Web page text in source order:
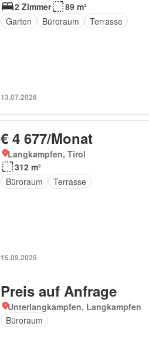
2 Zimmer
89 m²
Garten
Büroraum Terrasse
13.07.2026
€ 4 677/Monat
Langkampfen, Tirol
312 m²
Büroraum
Terrasse
15.09.2025
Preis auf Anfrage
Unterlangkampfen, Langkampfen
Büroraum